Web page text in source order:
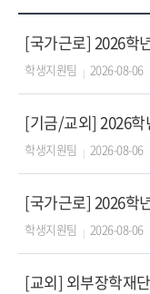
학생지원팀 2026-08-06
학생지원팀 2026-08-06
학생지원팀 2026-08-06